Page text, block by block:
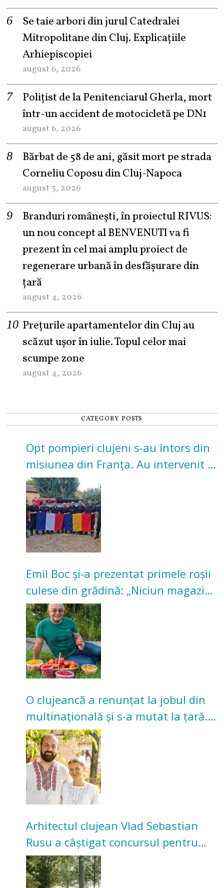
Se taie arbori din jurul Catedralei
Mitropolitane din Cluj. Explicațiile
Arhiepiscopiei
august 6, 2026
Polițist de la Penitenciarul Gherla, mort
într-un accident de motocicletă pe DN1
august 6, 2026
Bărbat de 58 de ani, găsit mort pe strada
Corneliu Coposu din Cluj-Napoca
august 5, 2026
Branduri românești, în proiectul RIVUS:
un nou concept al BENVENUTI va fi
prezent în cel mai amplu proiect de
regenerare urbană în desfășurare din
țară
august 4, 2026
Prețurile apartamentelor din Cluj au
scăzut ușor în iulie. Topul celor mai
scumpe zone
august 4, 2026
CATEGORY POSTS
Opt pompieri clujeni s-au întors din
misiunea din Franța. Au intervenit la
incendii de vegetație și pădure
Emil Boc și-a prezentat primele roșii
culese din grădină: „Niciun magazin
nu poate oferi această satisfacție”
O clujeancă a renunțat la jobul din
multinațională și s-a mutat la țară.
Acum cultivă legume în grădina
bunicilor
Arhitectul clujean Vlad Sebastian
Rusu a câștigat concursul pentru
transformarea Grădinii Casei
Universitarilor